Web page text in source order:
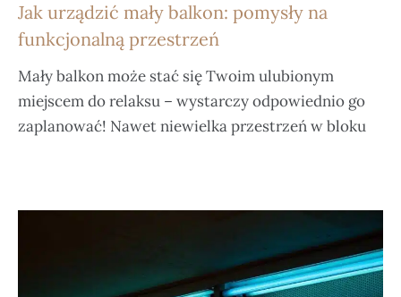
Jak urządzić mały balkon: pomysły na
funkcjonalną przestrzeń
Mały balkon może stać się Twoim ulubionym
miejscem do relaksu – wystarczy odpowiednio go
zaplanować! Nawet niewielka przestrzeń w bloku